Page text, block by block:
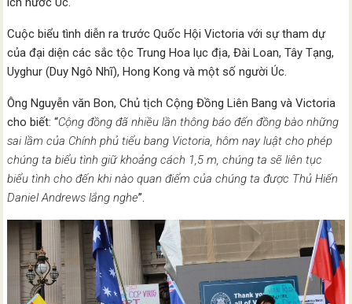
Cuộc biểu tình diễn ra trước Quốc Hội Victoria với sự tham dự
của đại diện các sắc tộc Trung Hoa lục địa, Đài Loan, Tây Tạng,
Uyghur (Duy Ngô Nhĩ), Hong Kong và một số người Úc.
Ông Nguyễn văn Bon, Chủ tịch Cộng Đồng Liên Bang và Victoria
cho biết: “Cộng đồng đã nhiều lần thông báo đến đồng bào những
sai lầm của Chính phủ tiểu bang Victoria, hôm nay luật cho phép
chúng ta biểu tình giữ khoảng cách 1,5 m, chúng ta sẽ liên tục
biểu tình cho đến khi nào quan điểm của chúng ta được Thủ Hiến
Daniel Andrews lắng nghe”.